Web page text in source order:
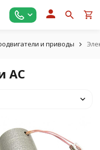
и приводы
AC